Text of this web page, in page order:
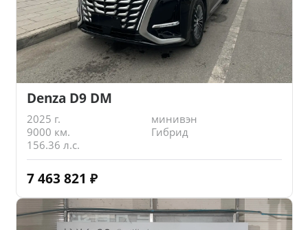
Denza D9 DM
2025 г.
минивэн
9000 км.
Гибрид
156.36 л.с.
7 463 821 ₽